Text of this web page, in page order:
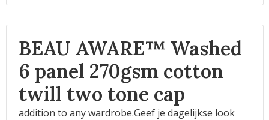
BEAU AWARE™ Washed
6 panel 270gsm cotton
twill two tone cap
addition to any wardrobe.Geef je dagelijkse look